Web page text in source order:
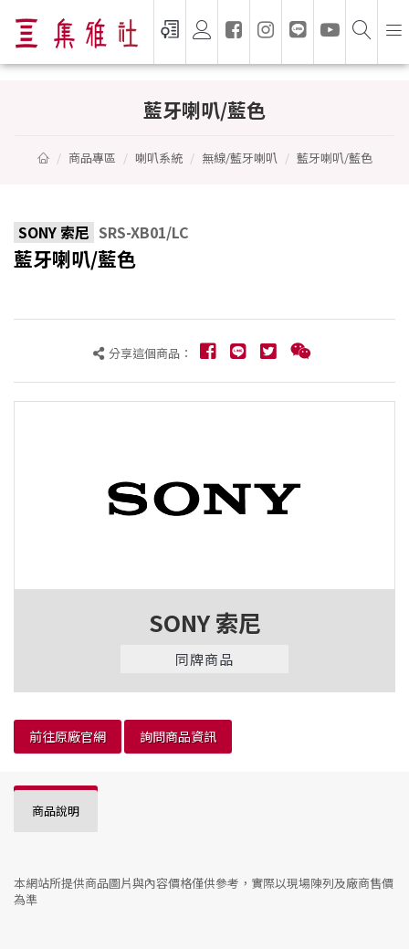
藍牙喇叭/藍色
商品專區 喇叭系統 無線/藍牙喇叭 藍牙喇叭/藍色
SONY 索尼 SRS-XB01/LC
藍牙喇叭/藍色
分享這個商品：
SONY 索尼
同牌商品
前往原廠官網 詢問商品資訊
商品說明
本網站所提供商品圖片與內容價格僅供參考，實際以現場陳列及廠商售價
為準